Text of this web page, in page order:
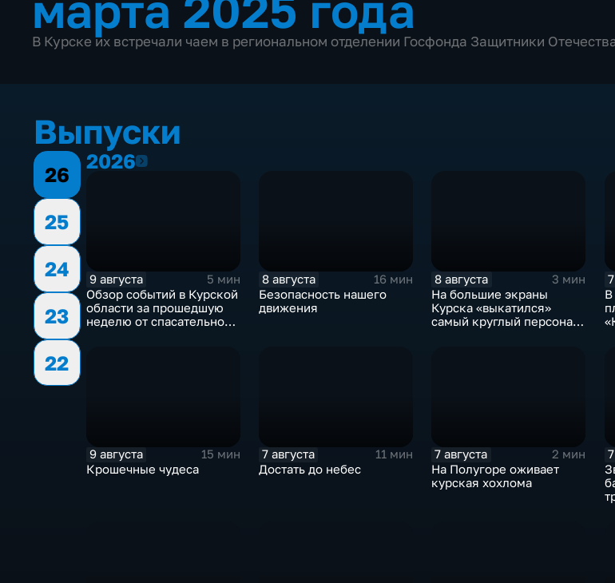
В Курске их встречали чаем в региональном отделении Госфонда Защитники
Выпуски
26
25
24
23
22
20262026
9 августа
5 мин
Обзор событий в Курской
области за прошедшую
неделю от спасательного
8 августа
16 мин
Безопасность нашего
движения
8 августа
3 мин
На большие экраны
Курска «выкатился»
самый круглый персонаж
В
9 августа
15 мин
Крошечные чудеса
7 августа
11 мин
Достать до небес
7 августа
2 мин
На Полугоре оживает
курская хохлома